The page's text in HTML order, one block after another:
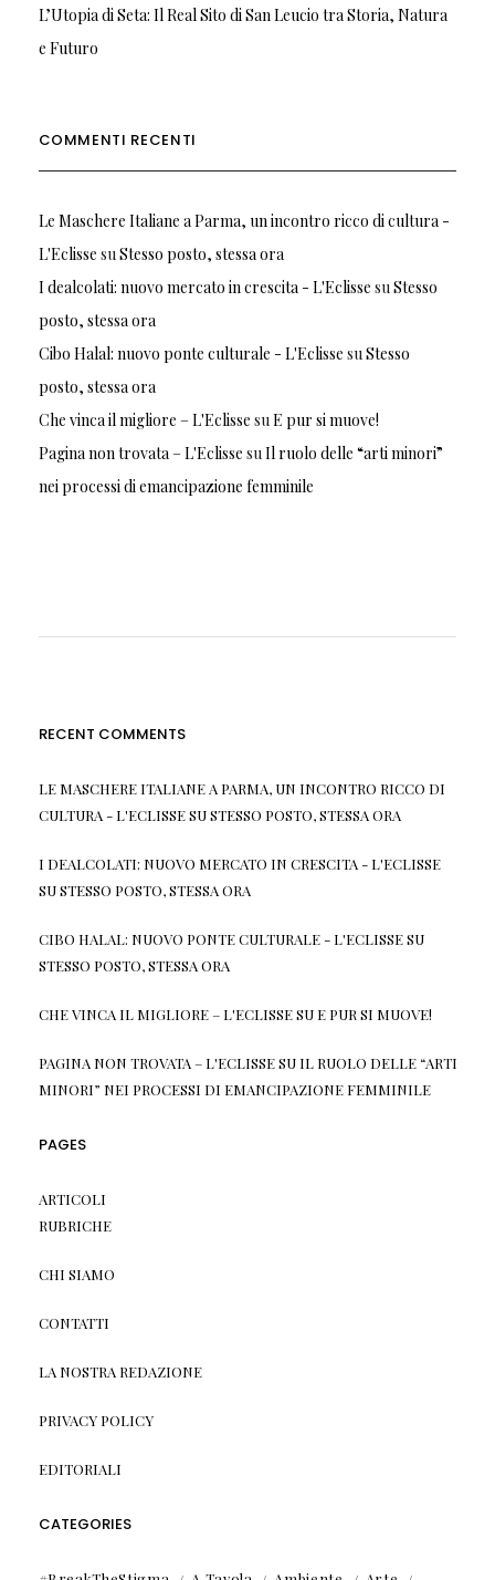
L’Utopia di Seta: Il Real Sito di San Leucio tra Storia, Natura
e Futuro
COMMENTI RECENTI
Le Maschere Italiane a Parma, un incontro ricco di cultura -
L'Eclisse suStesso posto, stessa ora
I dealcolati: nuovo mercato in crescita - L'Eclisse suStesso
posto, stessa ora
Cibo Halal: nuovo ponte culturale - L'Eclisse suStesso
posto, stessa ora
Che vinca il migliore – L'Eclisse suE pur si muove!
Pagina non trovata – L'Eclisse suIl ruolo delle “arti minori”
nei processi di emancipazione femminile
RECENT COMMENTS
LE MASCHERE ITALIANE A PARMA, UN INCONTRO RICCO DI
CULTURA - L'ECLISSESUSTESSO POSTO, STESSA ORA
I DEALCOLATI: NUOVO MERCATO IN CRESCITA - L'ECLISSE
SUSTESSO POSTO, STESSA ORA
CIBO HALAL: NUOVO PONTE CULTURALE - L'ECLISSESU
STESSO POSTO, STESSA ORA
CHE VINCA IL MIGLIORE – L'ECLISSESU E PUR SI MUOVE!
PAGINA NON TROVATA – L'ECLISSESU IL RUOLO DELLE “ARTI
MINORI” NEI PROCESSI DI EMANCIPAZIONE FEMMINILE
PAGES
ARTICOLI
RUBRICHE
CHI SIAMO
CONTATTI
LA NOSTRA REDAZIONE
PRIVACY POLICY
EDITORIALI
CATEGORIES